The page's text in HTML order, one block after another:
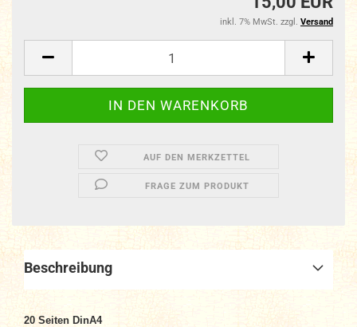
inkl. 7% MwSt. zzgl. Versand
AUF DEN MERKZETTEL
FRAGE ZUM PRODUKT
Beschreibung
20 Seiten DinA4